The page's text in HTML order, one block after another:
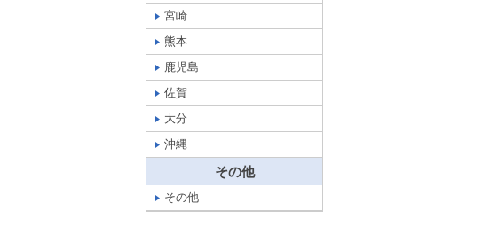
宮崎
熊本
鹿児島
佐賀
大分
沖縄
その他
その他